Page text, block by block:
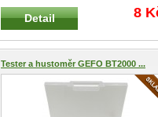
kratší Klasiská univerzální vzduch
...
Detail 8
Tester a hustoměr GEFO BT2000 ...